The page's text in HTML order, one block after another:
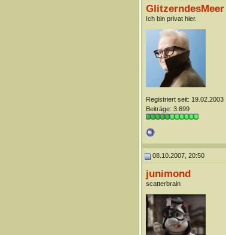
GlitzerndesMeer
Ich bin privat hier.
Registriert seit: 19.02.2003
Beiträge: 3.699
08.10.2007, 20:50
junimond
scatterbrain